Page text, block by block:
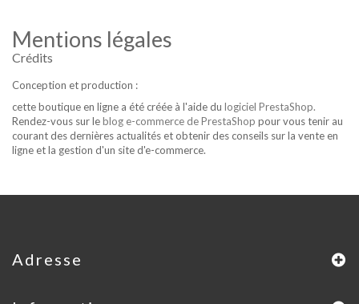
Mentions légales
Crédits
Conception et production :
cette boutique en ligne a été créée à l'aide du logiciel PrestaShop.
Rendez-vous sur leblog e-commerce de PrestaShop pour vous tenir au
courant des dernières actualités et obtenir des conseils sur la vente en
ligne et la gestion d'un site d'e-commerce.
Adresse